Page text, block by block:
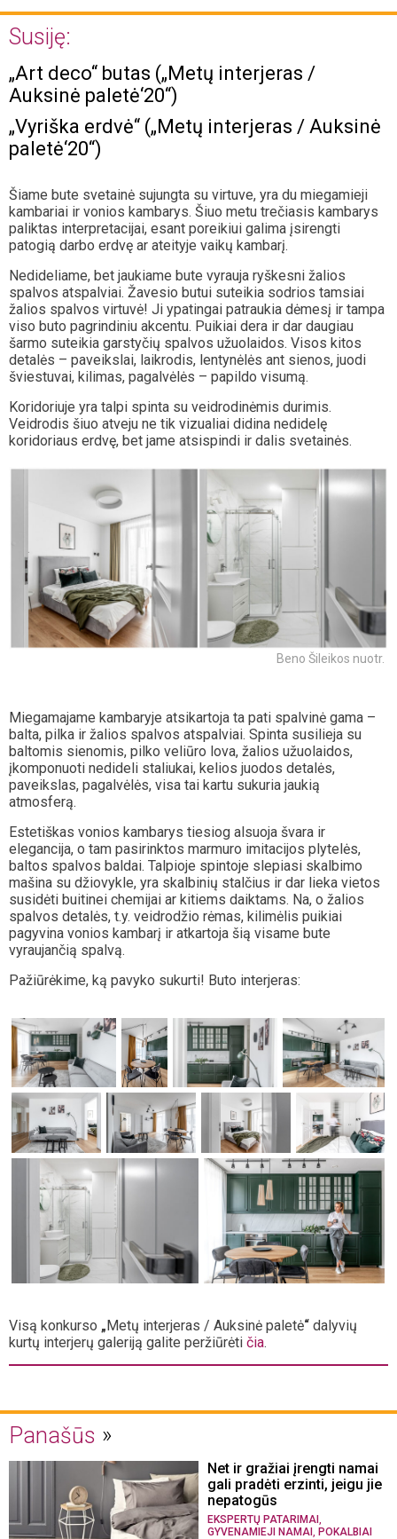
Susiję:
„Art deco“ butas („Metų interjeras /
Auksinė paletė‘20“)
„Vyriška erdvė“ („Metų interjeras / Auksinė
paletė‘20“)
Šiame bute svetainė sujungta su virtuve, yra du miegamieji
kambariai ir vonios kambarys. Šiuo metu trečiasis kambarys
paliktas interpretacijai, esant poreikiui galima įsirengti
patogią darbo erdvę ar ateityje vaikų kambarį.
Nedideliame, bet jaukiame bute vyrauja ryškesni žalios
spalvos atspalviai. Žavesio butui suteikia sodrios tamsiai
žalios spalvos virtuvė! Ji ypatingai patraukia dėmesį ir tampa
viso buto pagrindiniu akcentu. Puikiai dera ir dar daugiau
šarmo suteikia garstyčių spalvos užuolaidos. Visos kitos
detalės – paveikslai, laikrodis, lentynėlės ant sienos, juodi
šviestuvai, kilimas, pagalvėlės – papildo visumą.
Koridoriuje yra talpi spinta su veidrodinėmis durimis.
Veidrodis šiuo atveju ne tik vizualiai didina nedidelę
koridoriaus erdvę, bet jame atsispindi ir dalis svetainės.
Beno Šileikos nuotr.
Miegamajame kambaryje atsikartoja ta pati spalvinė gama –
balta, pilka ir žalios spalvos atspalviai. Spinta susilieja su
baltomis sienomis, pilko veliūro lova, žalios užuolaidos,
įkomponuoti nedideli staliukai, kelios juodos detalės,
paveikslas, pagalvėlės, visa tai kartu sukuria jaukią
atmosferą.
Estetiškas vonios kambarys tiesiog alsuoja švara ir
elegancija, o tam pasirinktos marmuro imitacijos plytelės,
baltos spalvos baldai. Talpioje spintoje slepiasi skalbimo
mašina su džiovykle, yra skalbinių stalčius ir dar lieka vietos
susidėti buitinei chemijai ar kitiems daiktams. Na, o žalios
spalvos detalės, t.y. veidrodžio rėmas, kilimėlis puikiai
pagyvina vonios kambarį ir atkartoja šią visame bute
vyraujančią spalvą.
Pažiūrėkime, ką pavyko sukurti! Buto interjeras:
Visą konkurso „Metų interjeras / Auksinė paletė“ dalyvių
kurtų interjerų galeriją galite peržiūrėti čia.
Panašūs
Net ir gražiai įrengti namai
gali pradėti erzinti, jeigu jie
nepatogūs
EKSPERTŲ PATARIMAI
GYVENAMIEJI NAMAI POKALBIAI